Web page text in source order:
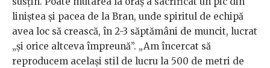
liniștea și pacea de la Bran, unde spiritul de echipă
avea loc să crească, în 2-3 săptămâni de muncit, lucrat
„și orice altceva împreună”. „Am încercat să
reproducem același stil de lucru la 500 de metri de